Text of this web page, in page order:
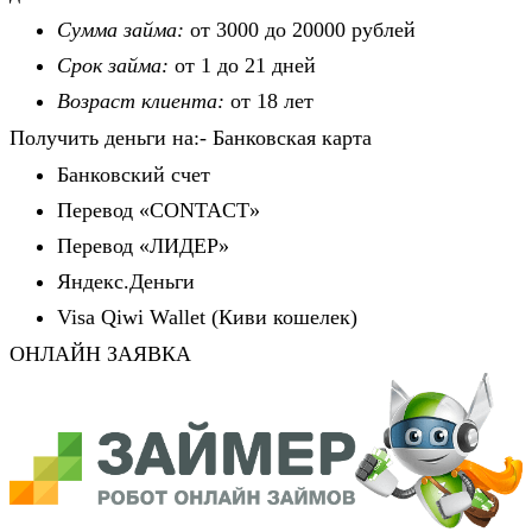
Сумма займа: от 3000 до 20000 рублей
Срок займа: от 1 до 21 дней
Возраст клиента: от 18 лет
Получить деньги на:- Банковская карта
Банковский счет
Перевод «CONTACT»
Перевод «ЛИДЕР»
Яндекс.Деньги
Visa Qiwi Wallet (Киви кошелек)
ОНЛАЙН ЗАЯВКА